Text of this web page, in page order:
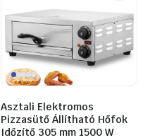
Asztali Elektromos
Pizzasütő Állítható Hőfok
Időzítő 305 mm 1500 W